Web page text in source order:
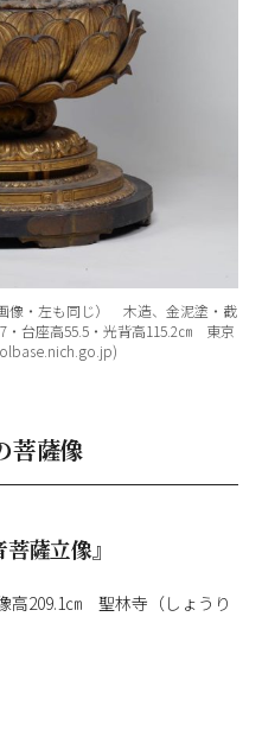
像・左も同じ） 木造、金泥塗・截
台座高55.5・光背高115.2㎝ 東京
菩薩像
薩立像』
209.1㎝ 聖林寺（しょうり